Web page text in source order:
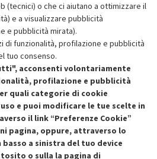
RICONDIZIONATI
30% sul prodotto ricondizionato.
Recedere dal contratto qui
(tecnici) o che ci aiutano a ottimizzare il
e a visualizzare pubblicità
e pubblicità mirata).
di funzionalità, profilazione e pubblicità
tuo consenso.
acconsenti volontariamente
profilazione e pubblicità
quali categorie di cookie
e puoi modificare le tue scelte in
il link “Preferenze Cookie”
pagina, oppure, attraverso lo
a sinistra del tuo device
o sulla la pagina di